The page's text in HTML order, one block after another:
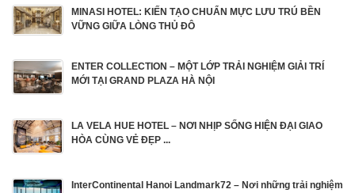
MINASI HOTEL: KIẾN TẠO CHUẨN MỰC LƯU TRÚ BỀN
VỮNG GIỮA LÒNG THỦ ĐÔ
ENTER COLLECTION – MỘT LỚP TRẢI NGHIỆM GIẢI TRÍ
MỚI TẠI GRAND PLAZA HÀ NỘI
LA VELA HUE HOTEL – NƠI NHỊP SỐNG HIỆN ĐẠI GIAO
HÒA CÙNG VẺ ĐẸP ...
InterContinental Hanoi Landmark72 – Nơi những trải nghiệm